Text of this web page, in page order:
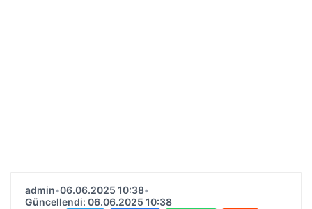
admin•06.06.2025 10:38•
Güncellendi: 06.06.2025 10:38